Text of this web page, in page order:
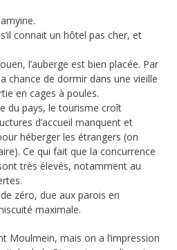
connait un hôtel pas cher, et
l’auberge est bien placée. Par
chance de dormir dans une vieille
en cages à poules.
du pays, le tourisme croît
d’accueil manquent et
héberger les étrangers (on
Ce qui fait que la concurrence
très élevés, notamment au
zéro, due aux parois en
maximale.
Moulmein, mais on a l’impression